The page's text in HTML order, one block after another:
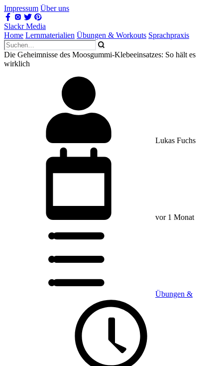
Impressum Über uns
Slackr Media
Home Lernmaterialien Übungen & Workouts Sprachpraxis
Die Geheimnisse des Moosgummi-Klebeeinsatzes: So hält es
wirklich
Lukas Fuchs
vor 1 Monat
Übungen &